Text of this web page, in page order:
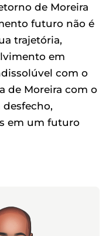
de Moreira
futuro não é
trajetória,
em
com o
de Moreira com o
em um futuro